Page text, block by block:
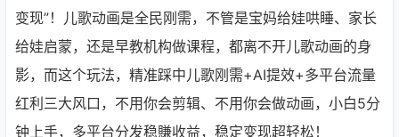
变现”！儿歌动画是全民刚需，不管是宝妈给娃哄睡、家长
给娃启蒙，还是早教机构做课程，都离不开儿歌动画的身
影，而这个玩法，精准踩中儿歌刚需+AI提效+多平台流量
红利三大风口，不用你会剪辑、不用你会做动画，小白5分
钟上手，多平台分发稳賺收益，稳定变现超轻松！